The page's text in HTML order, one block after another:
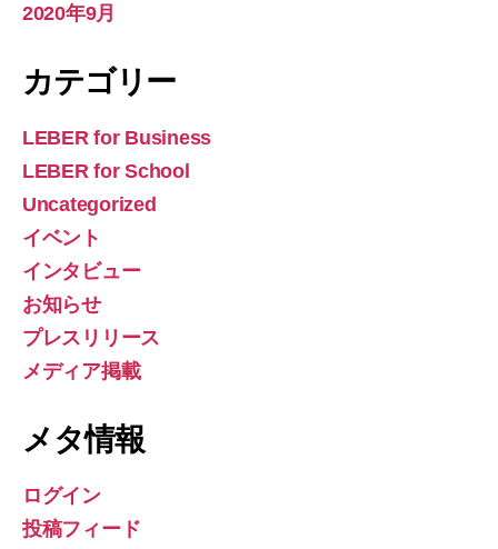
2020年9月
カテゴリー
LEBER for Business
LEBER for School
Uncategorized
イベント
インタビュー
お知らせ
プレスリリース
メディア掲載
メタ情報
ログイン
投稿フィード